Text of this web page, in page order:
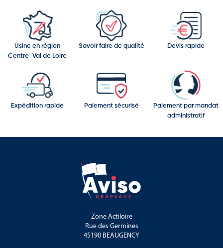
Usine en région
Centre-Val de Loire
Savoir faire de qualité Devis rapide
Expédition rapide Paiement sécurisé
Paiement par mandat
administratif
Zone Actiloire
Rue des Germines
45190 BEAUGENCY